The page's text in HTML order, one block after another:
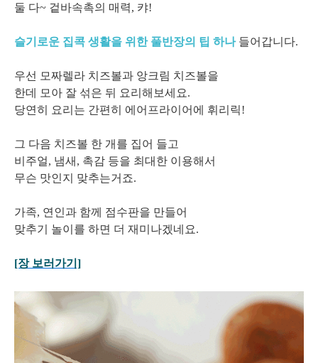
둘 다~ 겉바속촉의 매력, 캬!
슬기로운 집콕 생활을 위한 풀반장의 팁 하나 들어갑니다.
우선 모짜렐라 치즈볼과 앙크림 치즈볼을
한데 모아 잘 섞은 뒤 요리해보세요.
당연히 요리는 간편히 에어프라이어에 휘리릭!
그 다음 치즈볼 한 개를 집어 들고
비주얼, 냄새, 촉감 등을 최대한 이용해서
무슨 맛인지 맞추는거죠.
가족, 연인과 함께 점수판을 만들어
맞추기 놀이를 하면 더 재미나겠네요.
[장 보러가기]